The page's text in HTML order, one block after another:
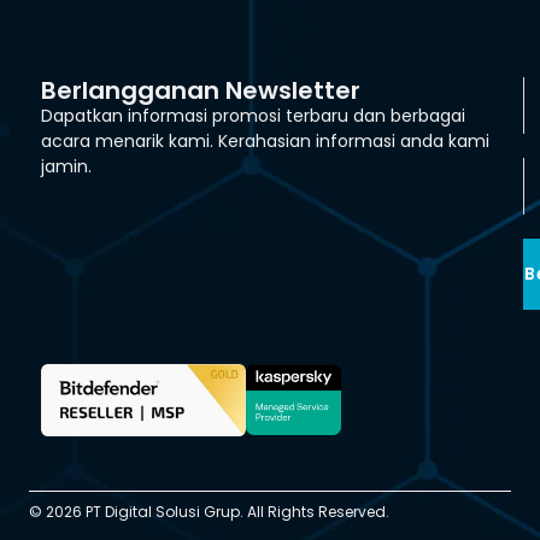
Berlangganan Newsletter
Dapatkan informasi promosi terbaru dan berbagai
acara menarik kami. Kerahasian informasi anda kami
jamin.
© 2026 PT Digital Solusi Grup. All Rights Reserved.